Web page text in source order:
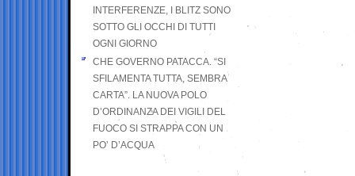
INTERFERENZE, I BLITZ SONO
SOTTO GLI OCCHI DI TUTTI
OGNI GIORNO
CHE GOVERNO PATACCA. “SI
SFILAMENTA TUTTA, SEMBRA
CARTA”. LA NUOVA POLO
D’ORDINANZA DEI VIGILI DEL
FUOCO SI STRAPPA CON UN
PO’ D’ACQUA